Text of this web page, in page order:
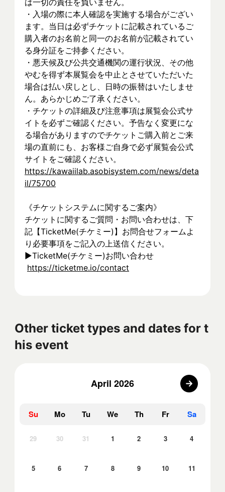
は一切の責任を負いません。
・入場の際に本人確認を実施する場合がござい
ます。当日は必ずチケットに記載されているご
購入者のお名前と同一のお名前が記載されてい
る身分証をご持参ください。
・悪天候及び公共交通機関の運行状況、その他
やむを得ず本展覧会を中止とさせていただいた
場合は払い戻しとし、日時の振替はいたしませ
ん。あらかじめご了承ください。
・チケットの詳細及び注意事項は展覧会公式サ
イトを必ずご確認ください。予告なく変更にな
る場合がありますのでチケットご購入前とご来
場の直前にも、お客様ご自身で必ず展覧会公式
サイトをご確認ください。
https://kawaiilab.asobisystem.com/news/deta
il/75700
《チケットシステムに関するご案内》
チケットに関するご質問・お問い合わせは、下
記【TicketMe(チケミー)】お問合せフォームよ
り必要事項をご記入の上送信ください。
▶︎TicketMe(チケミー)お問い合わせ
https://ticketme.io/contact
Other ticket types and dates for t
his event
April 2026
Su Mo Tu We Th Fr Sa
29 30 31 1 2 3 4
5 6 7 8 9 10 11